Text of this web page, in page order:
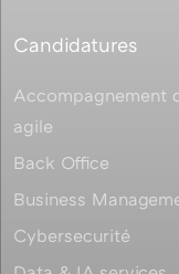
Candidatures
Accompagnement
agile
Back Office
Business
Cybersecurité